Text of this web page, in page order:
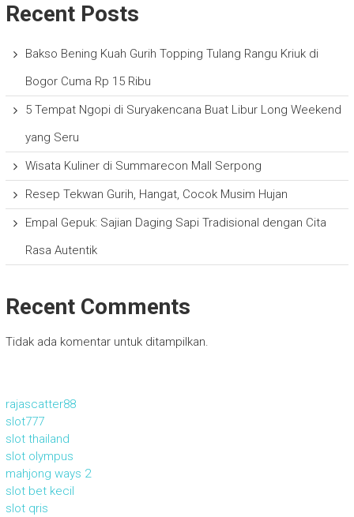
Recent Posts
Bakso Bening Kuah Gurih Topping Tulang Rangu Kriuk di
Bogor Cuma Rp 15 Ribu
5 Tempat Ngopi di Suryakencana Buat Libur Long Weekend
yang Seru
Wisata Kuliner di Summarecon Mall Serpong
Resep Tekwan Gurih, Hangat, Cocok Musim Hujan
Empal Gepuk: Sajian Daging Sapi Tradisional dengan Cita
Rasa Autentik
Recent Comments
Tidak ada komentar untuk ditampilkan.
rajascatter88
slot777
slot thailand
slot olympus
mahjong ways 2
slot bet kecil
slot qris